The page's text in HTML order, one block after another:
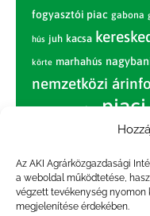
Az AKI Agrárközgazdasági
a weboldal működtetése,
végzett tevékenység nyomon
megjelenítése érdekében.
fogyasztói piac gabona
hús juh kacsa
körte marhahús
nemzetközi
piac
sertés
szarvasmarha termelés
ár tojás
vágómarha vágósertés